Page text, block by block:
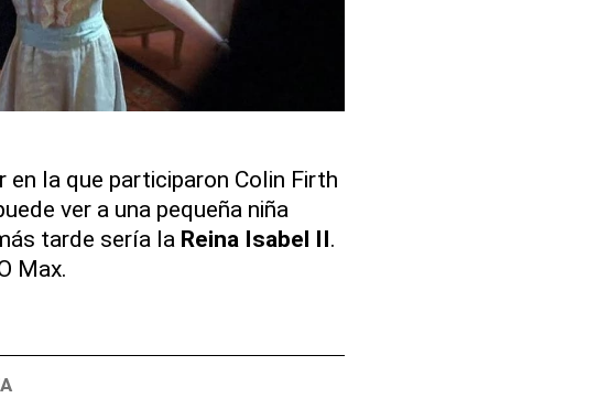
la que participaron Colin Firth
ver a una pequeña niña
tarde sería la Reina Isabel II.
Max.